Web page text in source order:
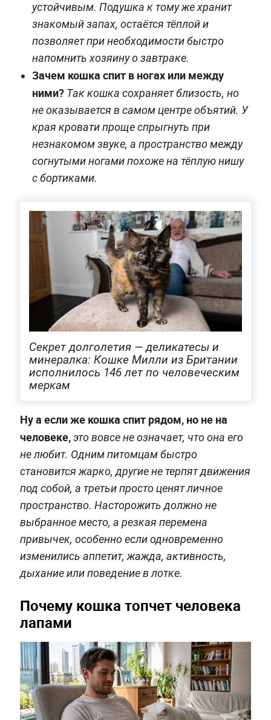
устойчивым. Подушка к тому же хранит
знакомый запах, остаётся тёплой и
позволяет при необходимости быстро
напомнить хозяину о завтраке.
Зачем кошка спит в ногах или между
ними? Так кошка сохраняет близость, но
не оказывается в самом центре объятий. У
края кровати проще спрыгнуть при
незнакомом звуке, а пространство между
согнутыми ногами похоже на тёплую нишу
с бортиками.
Секрет долголетия — деликатесы и
минералка: Кошке Милли из Британии
исполнилось 146 лет по человеческим
меркам
Ну а если же кошка спит рядом, но не на
человеке,это вовсе не означает, что она его
не любит. Одним питомцам быстро
становится жарко, другие не терпят движения
под собой, а третьи просто ценят личное
пространство. Насторожить должно не
выбранное место, а резкая перемена
привычек, особенно если одновременно
изменились аппетит, жажда, активность,
дыхание или поведение в лотке.
Почему кошка топчет человека
лапами